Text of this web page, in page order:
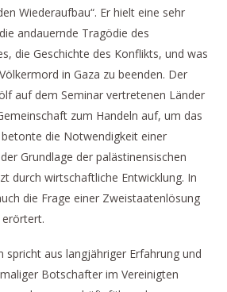
Wiederaufbau“. Er hielt eine sehr
andauernde Tragödie des
die Geschichte des Konflikts, und was
in Gaza zu beenden. Der
auf dem Seminar vertretenen Länder
zum Handeln auf, um das
die Notwendigkeit einer
Grundlage der palästinensischen
durch wirtschaftliche Entwicklung. In
die Frage einer Zweistaatenlösung
erörtert.
spricht aus langjähriger Erfahrung und
Botschafter im Vereinigten